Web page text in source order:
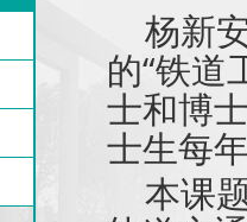
杨新
的“铁道
士和博
士生每
本课